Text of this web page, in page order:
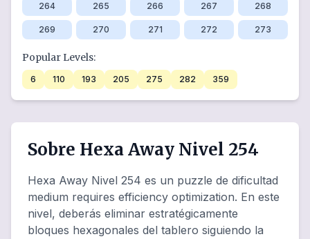
264 265 266 267 268
269 270 271 272 273
Popular Levels:
6 110 193 205 275 282 359
Sobre Hexa Away Nivel 254
Hexa Away Nivel 254 es un puzzle de dificultad
medium requires efficiency optimization. En este
nivel, deberás eliminar estratégicamente
bloques hexagonales del tablero siguiendo la